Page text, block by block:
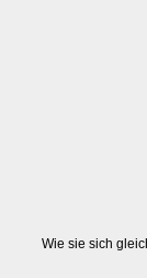
Wie sie sich